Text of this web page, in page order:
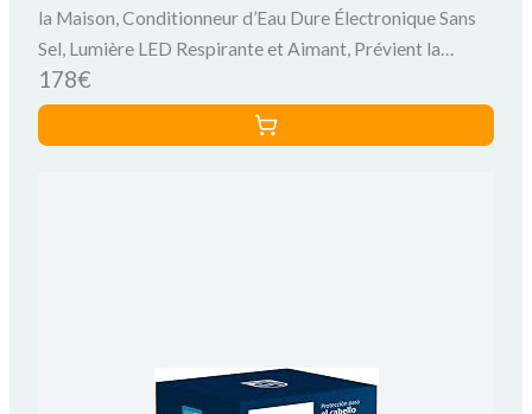
la Maison, Conditionneur d’Eau Dure Électronique Sans
Sel, Lumière LED Respirante et Aimant, Prévient la
Formation de Rouille et de Tartre
178€